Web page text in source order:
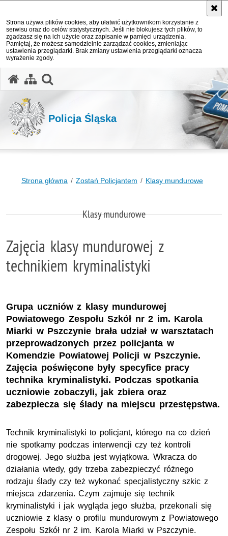
Strona używa plików cookies, aby ułatwić użytkownikom korzystanie z
serwisu oraz do celów statystycznych. Jeśli nie blokujesz tych plików, to
zgadzasz się na ich użycie oraz zapisanie w pamięci urządzenia.
Pamiętaj, że możesz samodzielnie zarządzać cookies, zmieniając
ustawienia przeglądarki. Brak zmiany ustawienia przeglądarki oznacza
wyrażenie zgody.
Policja Śląska
Strona główna Zostań Policjantem Klasy mundurowe
Klasy mundurowe
Zajęcia klasy mundurowej z
technikiem kryminalistyki
Grupa uczniów z klasy mundurowej
Powiatowego Zespołu Szkół nr 2 im. Karola
Miarki w Pszczynie brała udział w warsztatach
przeprowadzonych przez policjanta w
Komendzie Powiatowej Policji w Pszczynie.
Zajęcia poświęcone były specyfice pracy
technika kryminalistyki. Podczas spotkania
uczniowie zobaczyli, jak zbiera oraz
zabezpiecza się ślady na miejscu przestępstwa.
Technik kryminalistyki to policjant, którego na co dzień
nie spotkamy podczas interwencji czy też kontroli
drogowej. Jego służba jest wyjątkowa. Wkracza do
działania wtedy, gdy trzeba zabezpieczyć różnego
rodzaju ślady czy też wykonać specjalistyczny szkic z
miejsca zdarzenia. Czym zajmuje się technik
kryminalistyki i jak wygląda jego służba, przekonali się
uczniowie z klasy o profilu mundurowym z Powiatowego
Zespołu Szkół nr 2 im. Karola Miarki w Pszczynie.